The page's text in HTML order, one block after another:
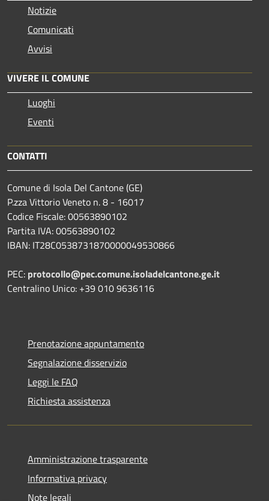
Notizie
Comunicati
Avvisi
VIVERE IL COMUNE
Luoghi
Eventi
CONTATTI
Comune di Isola Del Cantone (GE)
P.zza Vittorio Veneto n. 8 - 16017
Codice Fiscale: 00563890102
Partita IVA: 00563890102
IBAN: IT28C0538731870000049530866
PEC: protocollo@pec.comune.isoladelcantone.ge.it
Centralino Unico: +39 010 9636116
Prenotazione appuntamento
Segnalazione disservizio
Leggi le FAQ
Richiesta assistenza
Amministrazione trasparente
Informativa privacy
Note legali